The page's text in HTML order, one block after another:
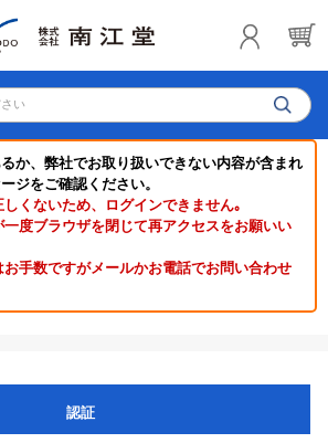
い
か、弊社でお取り扱いできない内容が含まれ
ジをご確認ください。
くないため、ログインできません｡
度ブラウザを閉じて再アクセスをお願いい
手数ですがメールかお電話でお問い合わせ
認証